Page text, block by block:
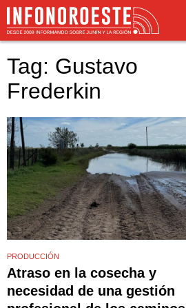
Tag: Gustavo
Frederkin
PRODUCCIÓN
Atraso en la cosecha y
necesidad de una gestión